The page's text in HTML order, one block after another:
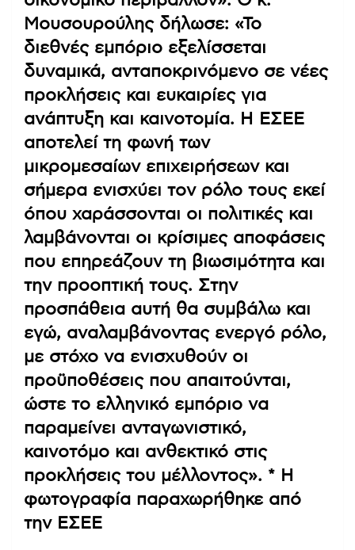
Μουσουρούλης δήλωσε: «Το
διεθνές εμπόριο εξελίσσεται
δυναμικά, ανταποκρινόμενο σε νέες
προκλήσεις και ευκαιρίες για
ανάπτυξη και καινοτομία. Η ΕΣΕΕ
αποτελεί τη φωνή των
μικρομεσαίων επιχειρήσεων και
σήμερα ενισχύει τον ρόλο τους εκεί
όπου χαράσσονται οι πολιτικές και
λαμβάνονται οι κρίσιμες αποφάσεις
που επηρεάζουν τη βιωσιμότητα και
την προοπτική τους. Στην
προσπάθεια αυτή θα συμβάλω και
εγώ, αναλαμβάνοντας ενεργό ρόλο,
με στόχο να ενισχυθούν οι
προϋποθέσεις που απαιτούνται,
ώστε το ελληνικό εμπόριο να
παραμείνει ανταγωνιστικό,
καινοτόμο και ανθεκτικό στις
προκλήσεις του μέλλοντος». * Η
φωτογραφία παραχωρήθηκε από
την ΕΣΕΕ